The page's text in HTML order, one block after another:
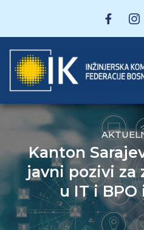
Kanton
javni pozivi za
u IT i